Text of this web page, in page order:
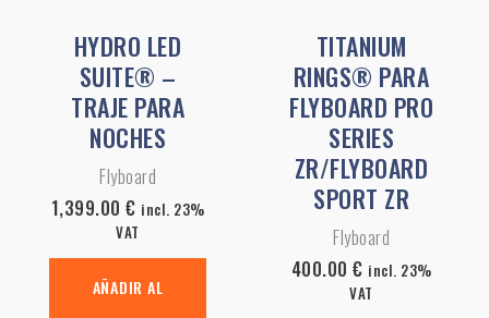
HYDRO LED
SUITE® –
TRAJE PARA
NOCHES
Flyboard
1,399.00 € incl. 23%
VAT
AÑADIR AL
TITANIUM
RINGS® PARA
FLYBOARD PRO
SERIES
ZR/FLYBOARD
SPORT ZR
Flyboard
400.00 € incl. 23%
VAT